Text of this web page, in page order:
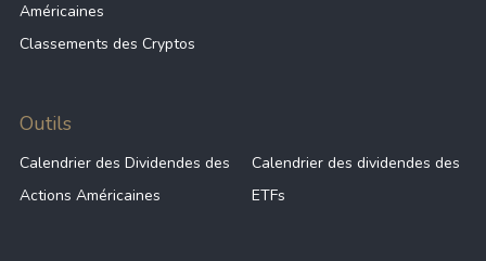
Américaines
Classements des Cryptos
Outils
Calendrier des Dividendes des
Actions Américaines
Calendrier des dividendes des
ETFs